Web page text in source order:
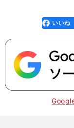
faceboo
k
いいね